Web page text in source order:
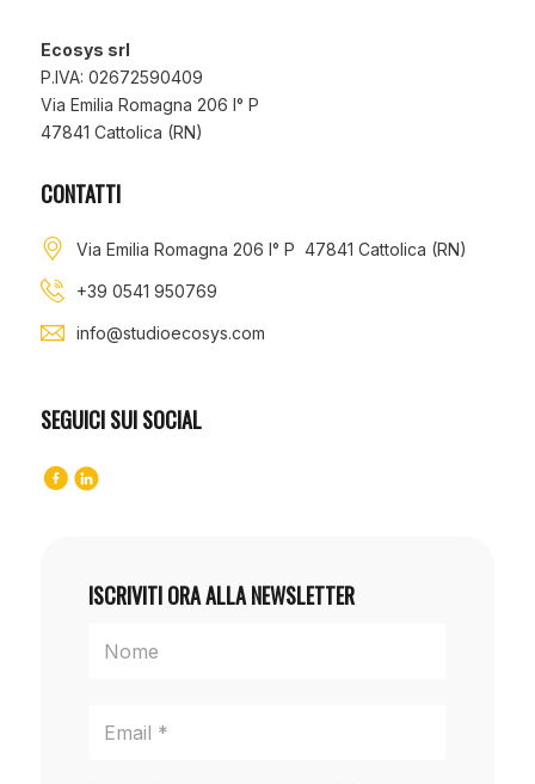
Ecosys srl
P.IVA: 02672590409
Via Emilia Romagna 206 I° P
47841 Cattolica (RN)
CONTATTI
Via Emilia Romagna 206 I° P 47841 Cattolica (RN)
+39 0541 950769
info@studioecosys.com
SEGUICI SUI SOCIAL
ISCRIVITI ORA ALLA NEWSLETTER